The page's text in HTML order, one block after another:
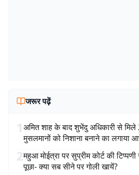
जरूर पढ़ें
1अमित शाह के बाद शुभेंदु अधिकारी से
मुसलमानों को निशाना बनाने का लगाया
2महुआ मोईत्रा पर सुप्रीम कोर्ट की
पूछा- क्या सब सीने पर गोली खायें?